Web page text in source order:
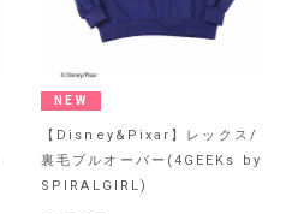
NEW
【Disney&Pixar】レックス/
裏毛プルオーバー(4GEEKs by
SPIRALGIRL)